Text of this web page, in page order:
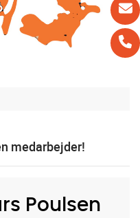
medarbejder!
Poulsen